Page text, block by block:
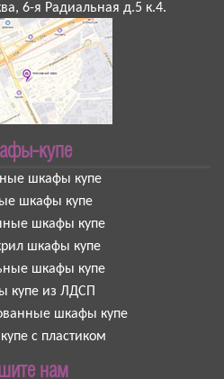
, 6-я Радиальная д.5 к.4.
купе
шкафы купе
шкафы купе
шкафы купе
шкафы купе
шкафы купе
купе из ЛДСП
шкафы купе
с пластиком
нам